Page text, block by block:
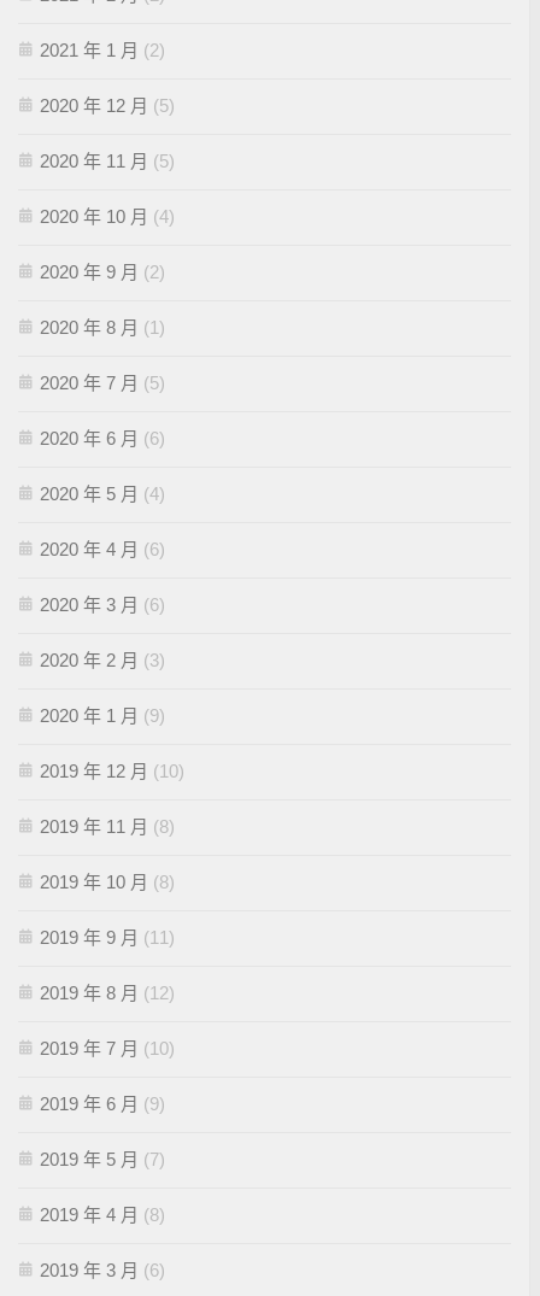
2021 年 1 月 (2)
2020 年 12 月 (5)
2020 年 11 月 (5)
2020 年 10 月 (4)
2020 年 9 月 (2)
2020 年 8 月 (1)
2020 年 7 月 (5)
2020 年 6 月 (6)
2020 年 5 月 (4)
2020 年 4 月 (6)
2020 年 3 月 (6)
2020 年 2 月 (3)
2020 年 1 月 (9)
2019 年 12 月 (10)
2019 年 11 月 (8)
2019 年 10 月 (8)
2019 年 9 月 (11)
2019 年 8 月 (12)
2019 年 7 月 (10)
2019 年 6 月 (9)
2019 年 5 月 (7)
2019 年 4 月 (8)
2019 年 3 月 (6)